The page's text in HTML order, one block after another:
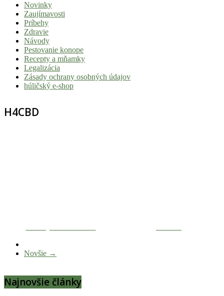
Novinky
Zaujímavosti
Príbehy
Zdravie
Návody
Pestovanie konope
Recepty a mňamky
Legalizácia
Zásady ochrany osobných údajov
húličský e-shop
H4CBD
Novšie →
Najnovšie články